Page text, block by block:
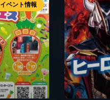
イベント情報